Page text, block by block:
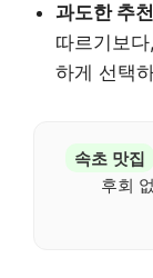
과도한 추
따르기보
하게 선택
속초 맛집
후회